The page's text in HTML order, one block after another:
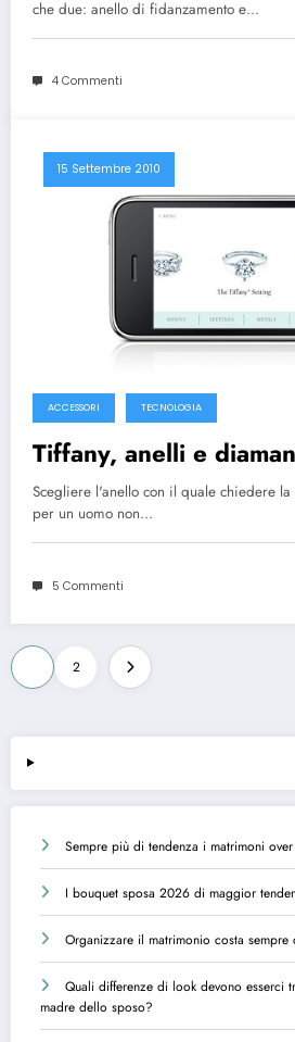
che due: anello di fidanzamento e…
4 Commenti
15 Settembre 2010
ACCESSORI TECNOLOGIA
Tiffany, anelli e
Scegliere l'anello con il quale chiedere
per un uomo non…
5 Commenti
Paginazione
degli
articoli
2
Sempre più di tendenza i matrimoni
I bouquet sposa 2026 di maggior
Organizzare il matrimonio costa
Quali differenze di look devono esserci
madre dello sposo?